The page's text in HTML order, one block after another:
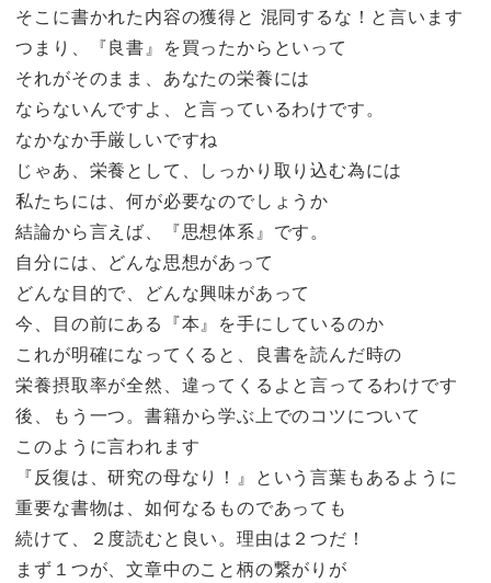
そこに書かれた内容の獲得と 混同するな！と言います
つまり、『良書』を買ったからといって
それがそのまま、あなたの栄養には
ならないんですよ、と言っているわけです。
なかなか手厳しいですね
じゃあ、栄養として、しっかり取り込む為には
私たちには、何が必要なのでしょうか
結論から言えば、『思想体系』です。
自分には、どんな思想があって
どんな目的で、どんな興味があって
今、目の前にある『本』を手にしているのか
これが明確になってくると、良書を読んだ時の
栄養摂取率が全然、違ってくるよと言ってるわけです
後、もう一つ。書籍から学ぶ上でのコツについて
このように言われます
『反復は、研究の母なり！』という言葉もあるように
重要な書物は、如何なるものであっても
続けて、２度読むと良い。理由は２つだ！
まず１つが、文章中のこと柄の繋がりが